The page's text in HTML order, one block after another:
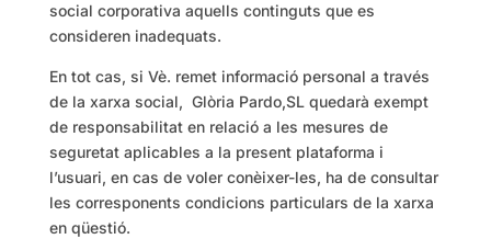
social corporativa aquells continguts que es
consideren inadequats.
En tot cas, si Vè. remet informació personal a través
de la xarxa social, Glòria Pardo,SL quedarà exempt
de responsabilitat en relació a les mesures de
seguretat aplicables a la present plataforma i
l’usuari, en cas de voler conèixer-les, ha de consultar
les corresponents condicions particulars de la xarxa
en qüestió.